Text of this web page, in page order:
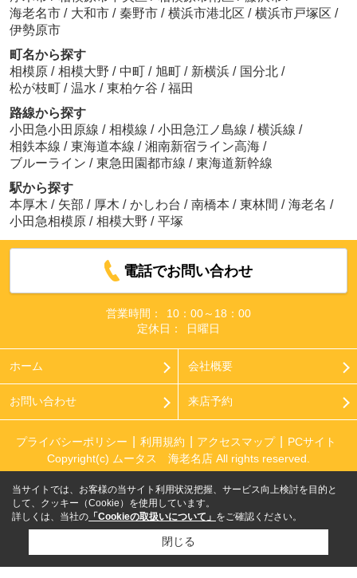
海老名市 / 大和市 / 秦野市 / 横浜市港北区 / 横浜市戸塚区 /
伊勢原市
町名から探す
相模原 / 相模大野 / 中町 / 旭町 / 新横浜 / 国分北 /
松が枝町 / 温水 / 東柏ケ谷 / 福田
路線から探す
小田急小田原線 / 相模線 / 小田急江ノ島線 / 横浜線 /
相鉄本線 / 東海道本線 / 湘南新宿ライン高海 /
ブルーライン / 東急田園都市線 / 東海道新幹線
駅から探す
本厚木 / 矢部 / 厚木 / かしわ台 / 南橋本 / 東林間 / 海老名 /
小田急相模原 / 相模大野 / 平塚
電話でお問い合わせ
営業時間：
10：00～18：00
定休日：
日曜日
ホーム 会社概要
お問い合わせ 来店予約
プライバシーポリシー 利用規約 アクセスマップ
PCサイト
Copyright(c) ムータス 海老名店 All rights reserved.
当サイトでは、お客様の当サイト利用状況把握、サービス向上検討を目的と
して、クッキー（Cookie）を使用しています。
詳しくは、当社の 「Cookieの取扱いについて」 をご確認ください。
閉じる